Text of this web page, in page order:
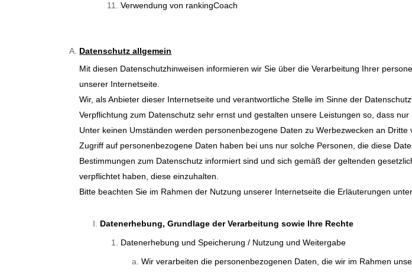
Verwendung von rankingCoach
Datenschutz allgemein
Mit diesen Datenschutzhinweisen informieren wir Sie über die Verarbeitung Ihrer
unserer Internetseite.
Wir, als Anbieter dieser Internetseite und verantwortliche Stelle im Sinne der
Verpflichtung zum Datenschutz sehr ernst und gestalten unsere Leistungen so, dass
Unter keinen Umständen werden personenbezogene Daten zu Werbezwecken an Dritte
Zugriff auf personenbezogene Daten haben bei uns nur solche Personen, die diese
Bestimmungen zum Datenschutz informiert sind und sich gemäß der geltenden
verpflichtet haben, diese einzuhalten.
Bitte beachten Sie im Rahmen der Nutzung unserer Internetseite die Erläuterungen
Datenerhebung, Grundlage der Verarbeitung sowie Ihre Rechte
Datenerhebung und Speicherung / Nutzung und Weitergabe
Wir verarbeiten die personenbezogenen Daten, die wir im Rahmen